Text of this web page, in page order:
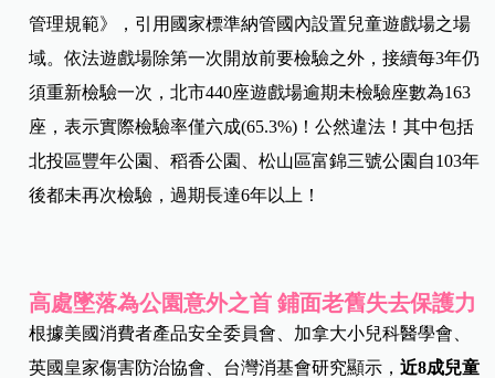
管理規範》，引用國家標準納管國內設置兒童遊戲場之場
域。依法遊戲場除第一次開放前要檢驗之外，接續每3年仍
須重新檢驗一次，北市440座遊戲場逾期未檢驗座數為163
座，表示實際檢驗率僅六成(65.3%)！公然違法！其中包括
北投區豐年公園、稻香公園、松山區富錦三號公園自103年
後都未再次檢驗，過期長達6年以上！
高處墜落為公園意外之首 鋪面老舊失去保護力
根據美國消費者產品安全委員會、加拿大小兒科醫學會、
英國皇家傷害防治協會、台灣消基會研究顯示，近8成兒童